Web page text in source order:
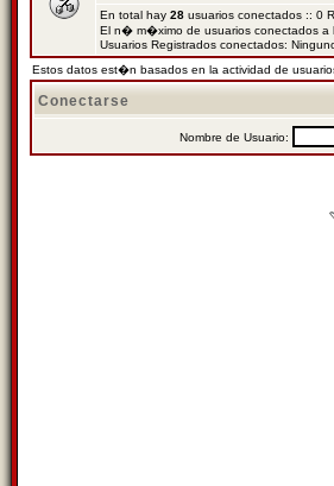
En total hay 28 usuarios conectados :: 0
El n� m�ximo de usuarios conectados a
Usuarios Registrados conectados:
Estos datos est�n basados en la actividad de
Conectarse
Nombre de Usuario: